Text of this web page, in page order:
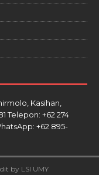
Kasihan,
Telepon: +62 274
+62 895-
by LSI UMY